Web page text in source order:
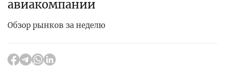
авиакомпании
Обзор рынков за неделю